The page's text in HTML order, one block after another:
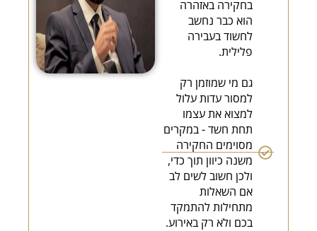
בחקירה באזהרה
הוא כבר נחשב
לחשוד בעבירה
פלילית.
גם מי שמוזמן רק
למסור עדות עלול
למצוא את עצמו
תחת חשד - במקרים
מסוימים החקירה
משנה כיוון תוך כדי,
ולכן חשוב לשים לב
אם השאלות
מתחילות להתמקד
בכם ולא רק באירוע.